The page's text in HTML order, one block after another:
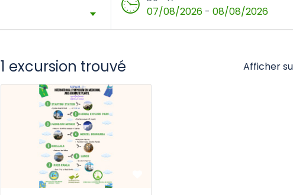
07/08/2026 - 08/08/2026
1 excursion trouvé Afficher